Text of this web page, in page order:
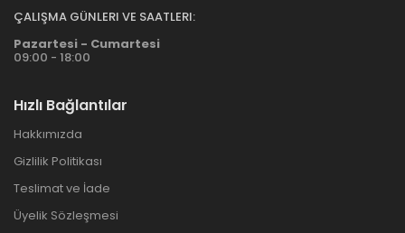
ÇALIŞMA GÜNLERI VE SAATLERI:
Pazartesi - Cumartesi
09:00 - 18:00
Hızlı Bağlantılar
Hakkımızda
Gizlilik Politikası
Teslimat ve İade
Üyelik Sözleşmesi